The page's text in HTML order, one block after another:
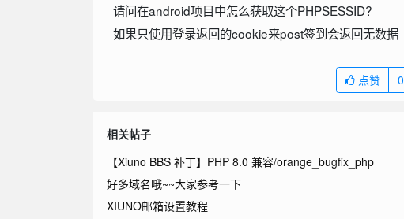
请问在android项目中怎么获取这个PHPSESSID?
如果只使用登录返回的cookie来post签到会返回无数据
点赞 0
相关帖子
【Xiuno BBS 补丁】PHP 8.0 兼容/orange_bugfix_php
好多域名哦~~大家参考一下
XIUNO邮箱设置教程